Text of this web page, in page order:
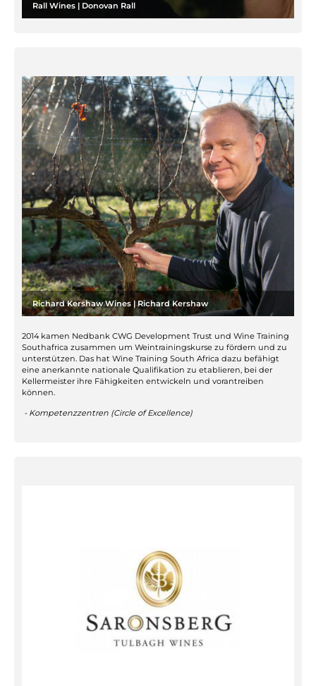
Rall Wines | Donovan Rall
Richard Kershaw Wines | Richard Kershaw
2014 kamen Nedbank CWG Development Trust und Wine Training
Southafrica zusammen um Weintrainingskurse zu fördern und zu
unterstützen. Das hat Wine Training South Africa dazu befähigt
eine anerkannte nationale Qualifikation zu etablieren, bei der
Kellermeister ihre Fähigkeiten entwickeln und vorantreiben
können.
- Kompetenzzentren (Circle of Excellence)